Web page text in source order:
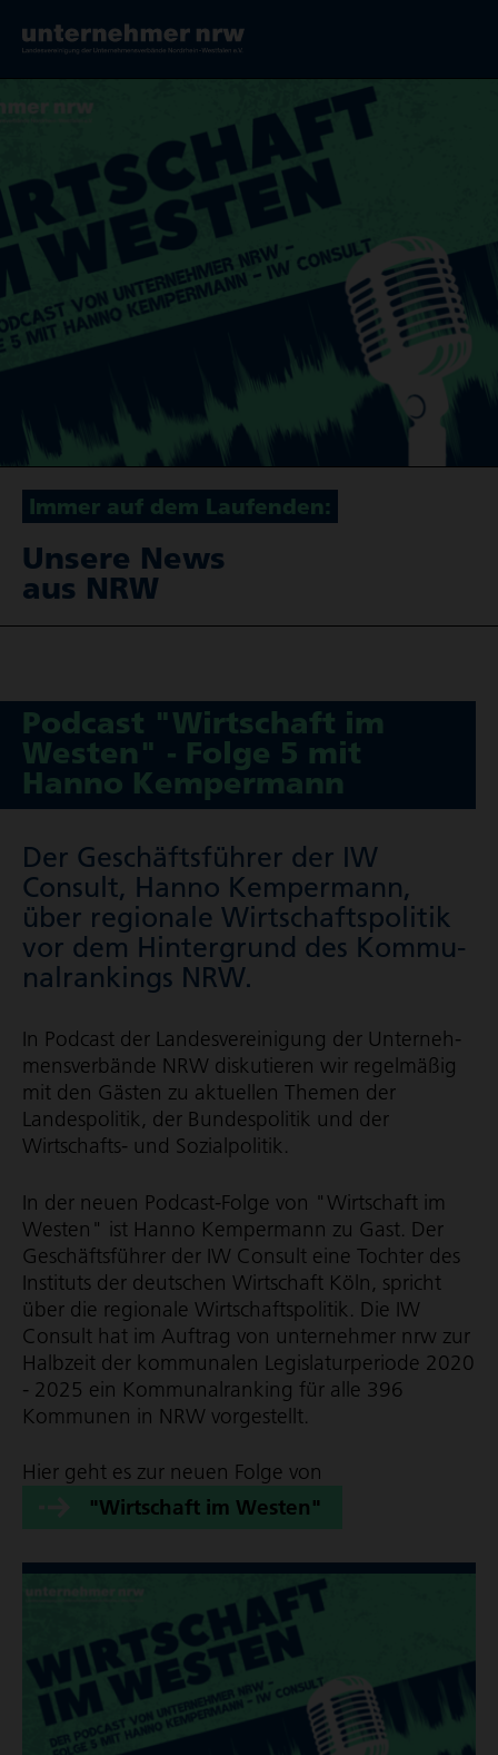
Immer auf dem Laufenden:
Unsere News
aus NRW
Podcast "Wirt­schaft im
Westen" - Folge 5 mit
Hanno Kemper­mann
Der Geschäfts­führer der IW
Consult, Hanno Kempermann,
über regionale Wirt­schafts­po­litik
vor dem Hintergrund des Kommu­
nal­ran­kings NRW.
In Podcast der Landes­ver­ei­ni­gung der Unter­neh­
mens­ver­bände NRW diskutieren wir regelmäßig
mit den Gästen zu aktuellen Themen der
Landespolitik, der Bundespolitik und der
Wirtschafts- und Sozialpolitik.
In der neuen Podcast-Folge von "Wirtschaft im
Westen" ist Hanno Kempermann zu Gast. Der
Geschäfts­führer der IW Consult eine Tochter des
Instituts der deutschen Wirtschaft Köln, spricht
über die regionale Wirt­schafts­po­litik. Die IW
Consult hat im Auftrag von unternehmer nrw zur
Halbzeit der kommunalen Legis­la­tur­pe­riode 2020
- 2025 ein Kommu­nal­ran­king für alle 396
Kommunen in NRW vorgestellt.
Hier geht es zur neuen Folge von
"Wirtschaft im Westen"